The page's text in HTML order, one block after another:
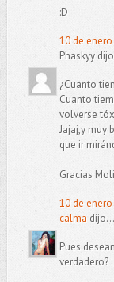
:D
10 de
Phaskyy
¿Cuanto
Cuanto
volverse
Jajaj,y muy
que ir
Gracias
10 de
calma dijo...
Pues
verdadero?